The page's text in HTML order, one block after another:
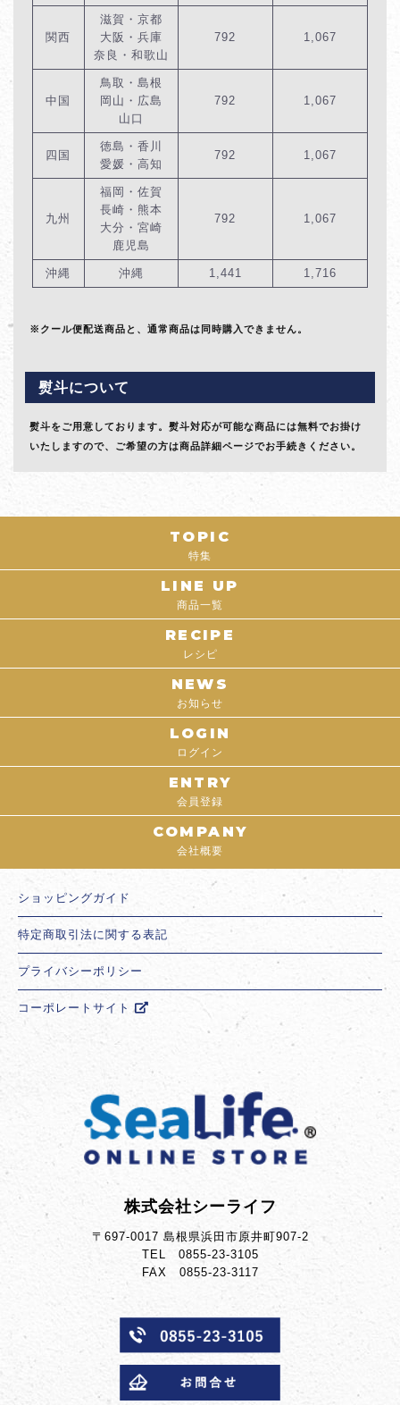
関西
滋賀・京都
大阪・兵庫
奈良・和歌山
792 1,067
中国
鳥取・島根
岡山・広島
山口
792 1,067
四国
徳島・香川
愛媛・高知
792 1,067
九州
福岡・佐賀
長崎・熊本
大分・宮崎
鹿児島
792 1,067
沖縄 沖縄 1,441 1,716
※クール便配送商品と、通常商品は同時購入できません。
熨斗について
熨斗をご用意しております。熨斗対応が可能な商品には無料でお掛け
いたしますので、ご希望の方は商品詳細ページでお手続きください。
TOPIC
特集
LINE UP
商品一覧
RECIPE
レシピ
NEWS
お知らせ
LOGIN
ログイン
ENTRY
会員登録
COMPANY
会社概要
ショッピングガイド
特定商取引法に関する表記
プライバシーポリシー
コーポレートサイト
株式会社シーライフ
〒697-0017 島根県浜田市原井町907-2
TEL 0855-23-3105
FAX 0855-23-3117